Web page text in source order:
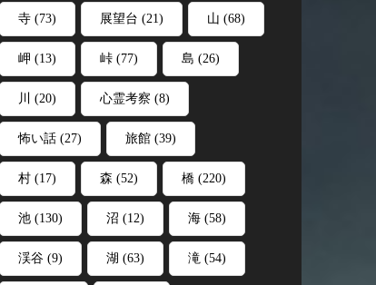
寺 (73) 展望台 (21) 山 (68)
岬 (13) 峠 (77) 島 (26)
川 (20) 心霊考察 (8)
怖い話 (27) 旅館 (39)
村 (17) 森 (52) 橋 (220)
池 (130) 沼 (12) 海 (58)
渓谷 (9) 湖 (63) 滝 (54)